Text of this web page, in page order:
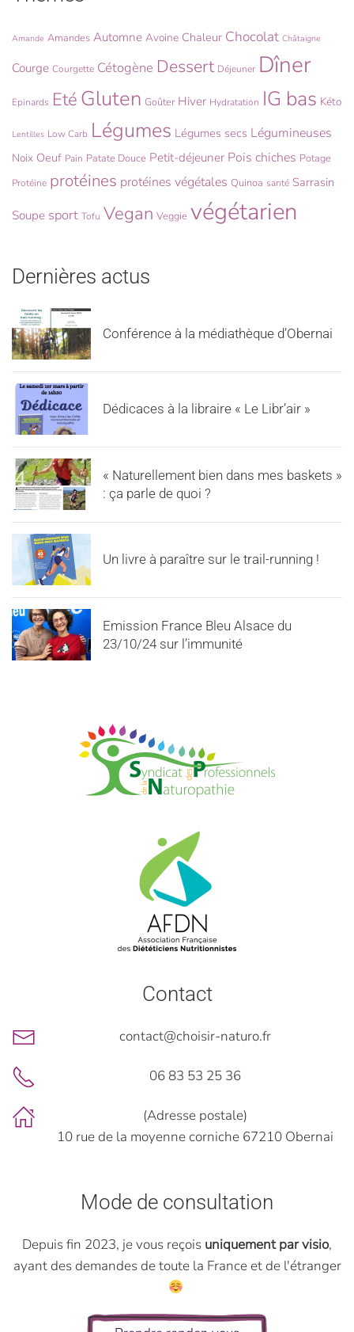
Amande Amandes Automne Avoine Chaleur Chocolat Châtaigne
Courge Courgette Cétogène Dessert Déjeuner Dîner
Epinards Eté Gluten Goûter Hiver Hydratation IG bas Kéto
Lentilles Low Carb Légumes Légumes secs Légumineuses
Noix Oeuf Pain Patate Douce Petit-déjeuner Pois chiches Potage
Protéine protéines protéines végétales Quinoa santé Sarrasin
Soupe sport Tofu Vegan Veggie végétarien
Dernières actus
Conférence à la médiathèque d’Obernai
Dédicaces à la libraire « Le Libr’air »
« Naturellement bien dans mes baskets »
: ça parle de quoi ?
Un livre à paraître sur le trail-running !
Emission France Bleu Alsace du
23/10/24 sur l’immunité
Contact
contact@choisir-naturo.fr
06 83 53 25 36
(Adresse postale)
10 rue de la moyenne corniche 67210 Obernai
Mode de consultation
Depuis fin 2023, je vous reçois uniquement par visio,
ayant des demandes de toute la France et de l'étranger